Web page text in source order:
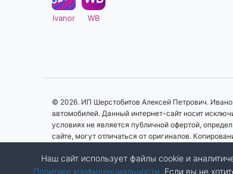
Ivanor WB
© 2026. ИП Шерстобитов Алексей Петрович.
автомобилей. Данный интернет-сайт носит
условиях не является публичной офертой,
сайте, могут отличаться от оригиналов.
Наш сайт использует файлы cookie и
Политике конфиденциальности. Если вы не